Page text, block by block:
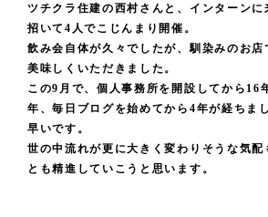
ツチクラ住建の西村さんと、インターンに
招いて4人でこじんまり開催。
飲み会自体が久々でしたが、馴染みのお店
美味しくいただきました。
この9月で、個人事務所を開設してから16
年、毎日ブログを始めてから4年が経ちま
早いです。
世の中流れが更に大きく変わりそうな気配
とも精進していこうと思います。